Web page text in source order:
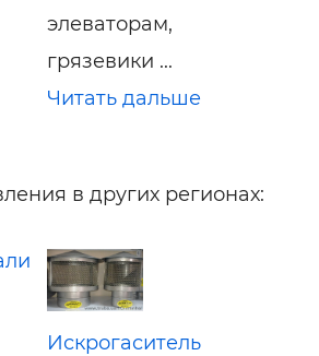
элеваторам,
грязевики ...
Читать дальше
в других регионах:
Искрогаситель